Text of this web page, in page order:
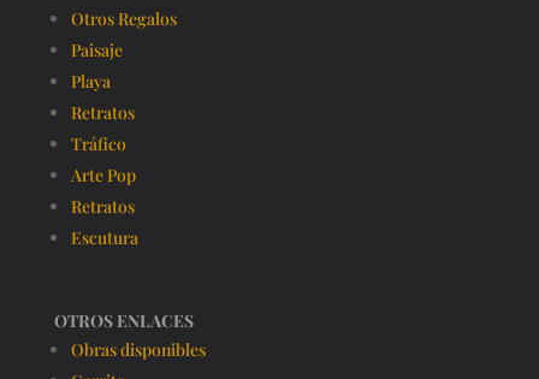
Otros Regalos
Paisaje
Playa
Retratos
Tráfico
Arte Pop
Retratos
Escutura
OTROS ENLACES
Obras disponibles